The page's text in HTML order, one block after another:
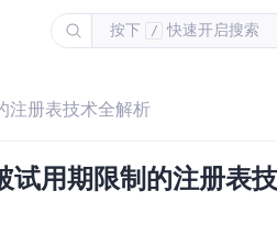
按下 / 快速开启搜索
注册表技术全解析
试用期限制的注册表